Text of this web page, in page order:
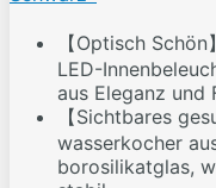
【Optisch
LED-
aus Eleganz und
【Sichtbares
wasserkocher
borosilikatglas,